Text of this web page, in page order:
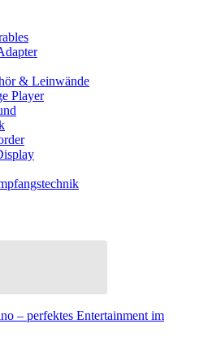
& Leinwände
Player
– perfektes Entertainment im